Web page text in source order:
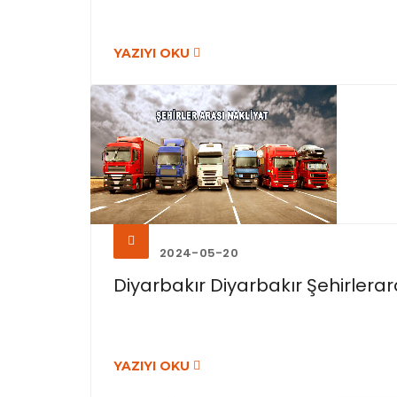
YAZIYI OKU
2024-05-20
Diyarbakır Diyarbakır
YAZIYI OKU